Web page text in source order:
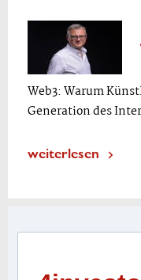
Web3: Warum
Generation des
weiterlesen